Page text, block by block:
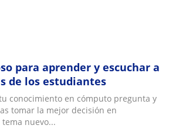
para aprender y escuchar a
de los estudiantes
conocimiento en cómputo pregunta y
tomar la mejor decisión en
nuevo...